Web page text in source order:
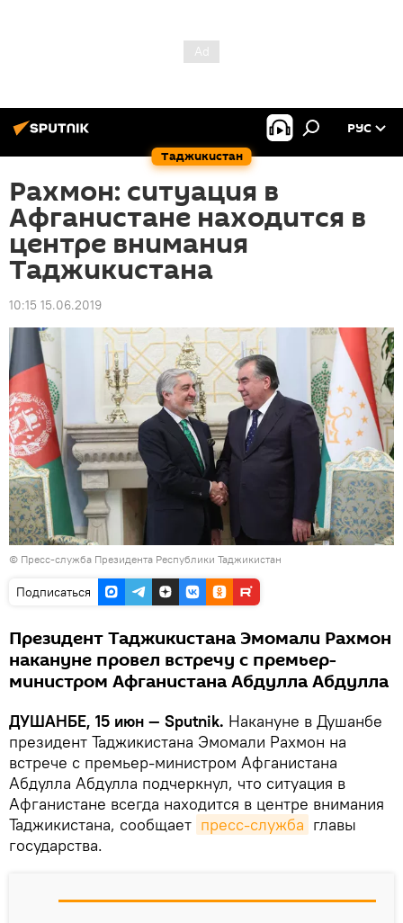
Таджикистан
РУС
Рахмон: ситуация в
Афганистане находится в
центре внимания
Таджикистана
10:15 15.06.2019
© Пресс-служба Президента Республики Таджикистан
Подписаться
Президент Таджикистана Эмомали Рахмон
накануне провел встречу с премьер-
министром Афганистана Абдулла Абдулла
ДУШАНБЕ, 15 июн — Sputnik. Накануне в Душанбе
президент Таджикистана Эмомали Рахмон на
встрече с премьер-министром Афганистана
Абдулла Абдулла подчеркнул, что ситуация в
Афганистане всегда находится в центре внимания
Таджикистана, сообщает пресс-служба главы
государства.